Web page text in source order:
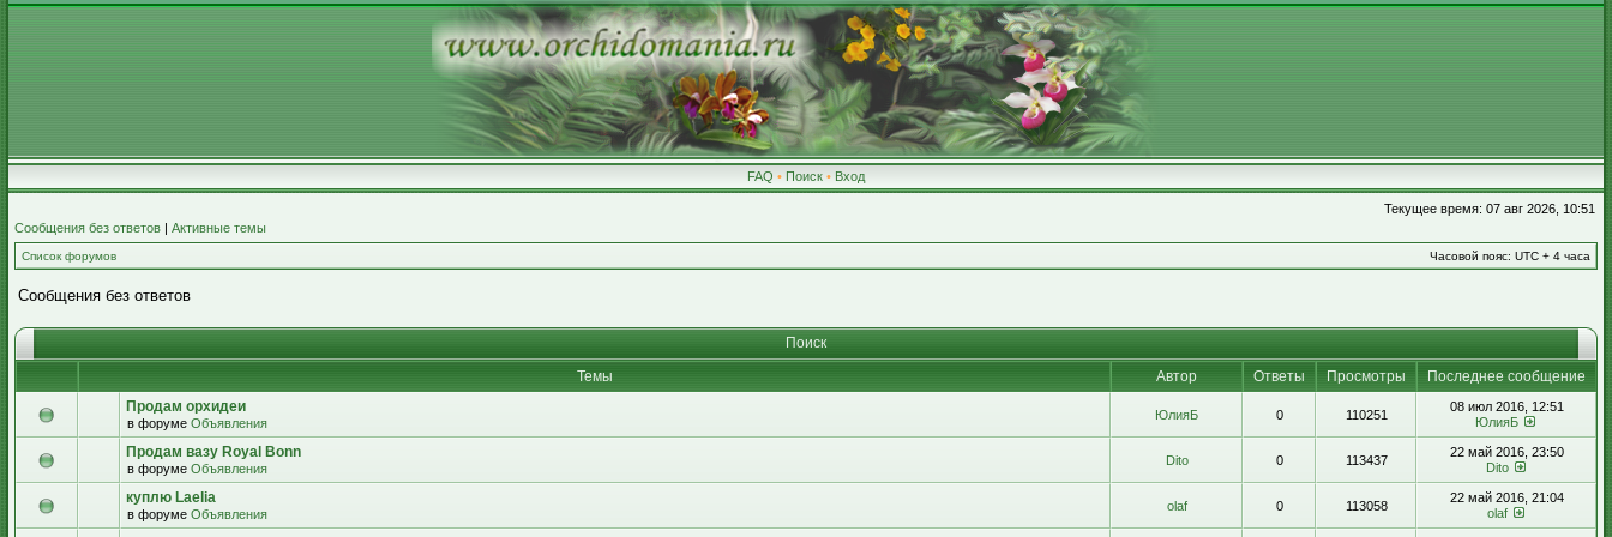
FAQ • Поиск • Вход
Текущее время: 07 авг 2026, 10:51
Сообщения без ответов | Активные темы
Список форумов Часовой пояс: UTC + 4 часа
Сообщения без ответов
Поиск
Темы
Автор Ответы Просмотры
Последнее сообщение
Продам орхидеи
в форуме Объявления
ЮлияБ 0 110251
08 июл 2016, 12:51
ЮлияБ
Продам вазу Royal Bonn
в форуме Объявления
Dito 0 113437
22 май 2016, 23:50
Dito
куплю Laelia
в форуме Объявления
olaf 0 113058
22 май 2016, 21:04
olaf